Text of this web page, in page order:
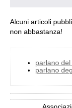
Alcuni articoli
non abbastanza!
parlano
parlano
Patek Philippe